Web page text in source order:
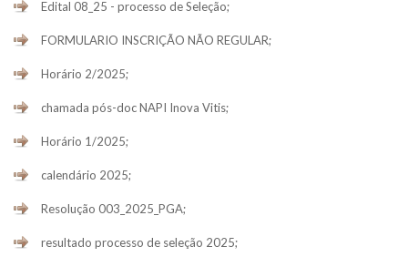
Edital 08_25 - processo de Seleção;
FORMULARIO INSCRIÇÃO NÃO REGULAR;
Horário 2/2025;
chamada pós-doc NAPI Inova Vitis;
Horário 1/2025;
calendário 2025;
Resolução 003_2025_PGA;
resultado processo de seleção 2025;